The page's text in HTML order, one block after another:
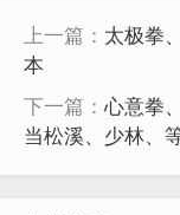
上一篇： 太极拳
本
下一篇： 心意拳
当松溪、少林、